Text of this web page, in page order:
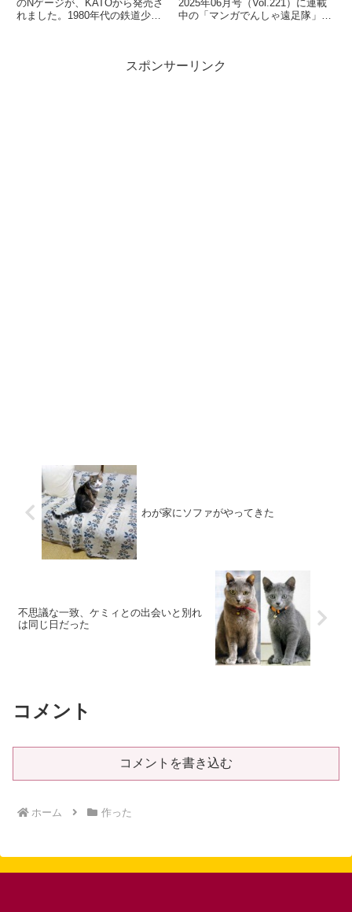
のNゲージが、KATOから発売さ
れました。1980年代の鉄道少年
2025年06月号（Vol.221）に連載
中の「マンガでんしゃ遠足隊」最
スポンサーリンク
わが家にソファがやってきた
不思議な一致、ケミィとの出会いと別れ
は同じ日だった
コメント
コメントを書き込む
ホーム 作った